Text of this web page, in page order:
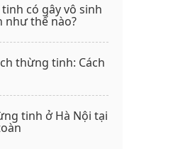
có gây vô sinh
như thế nào?
thừng tinh: Cách
tinh ở Hà Nội tại